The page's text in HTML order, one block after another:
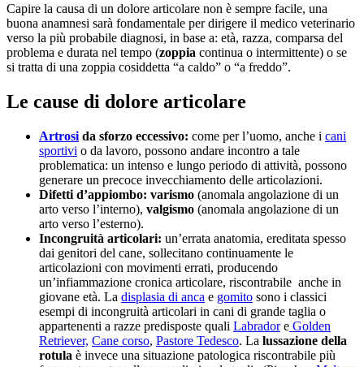
Capire la causa di un dolore articolare non è sempre facile, una
buona anamnesi sarà fondamentale per dirigere il medico veterinario
verso la più probabile diagnosi, in base a: età, razza, comparsa del
problema e durata nel tempo (zoppia continua o intermittente) o se
si tratta di una zoppia cosiddetta “a caldo” o “a freddo”.
Le cause di dolore articolare
Artrosi da sforzo eccessivo: come per l’uomo, anche i cani
sportivi o da lavoro, possono andare incontro a tale
problematica: un intenso e lungo periodo di attività, possono
generare un precoce invecchiamento delle articolazioni.
Difetti d’appiombo: varismo (anomala angolazione di un
arto verso l’interno), valgismo (anomala angolazione di un
arto verso l’esterno).
Incongruità articolari: un’errata anatomia, ereditata spesso
dai genitori del cane, sollecitano continuamente le
articolazioni con movimenti errati, producendo
un’infiammazione cronica articolare, riscontrabile anche in
giovane età. La displasia di anca e gomito sono i classici
esempi di incongruità articolari in cani di grande taglia o
appartenenti a razze predisposte quali Labradore Golden
Retriever, Cane corso, Pastore Tedesco. La lussazione della
rotula è invece una situazione patologica riscontrabile più